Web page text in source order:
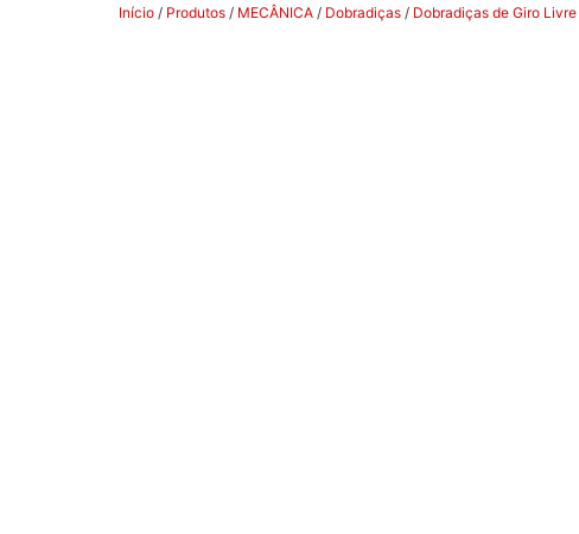
Início / Produtos / MECÂNICA / Dobradiças / Dobradiças de Giro Livre